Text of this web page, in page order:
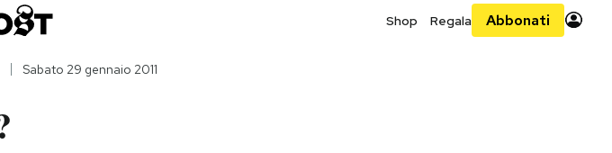
Shop Regala Abbonati
Sabato 29 gennaio 2011